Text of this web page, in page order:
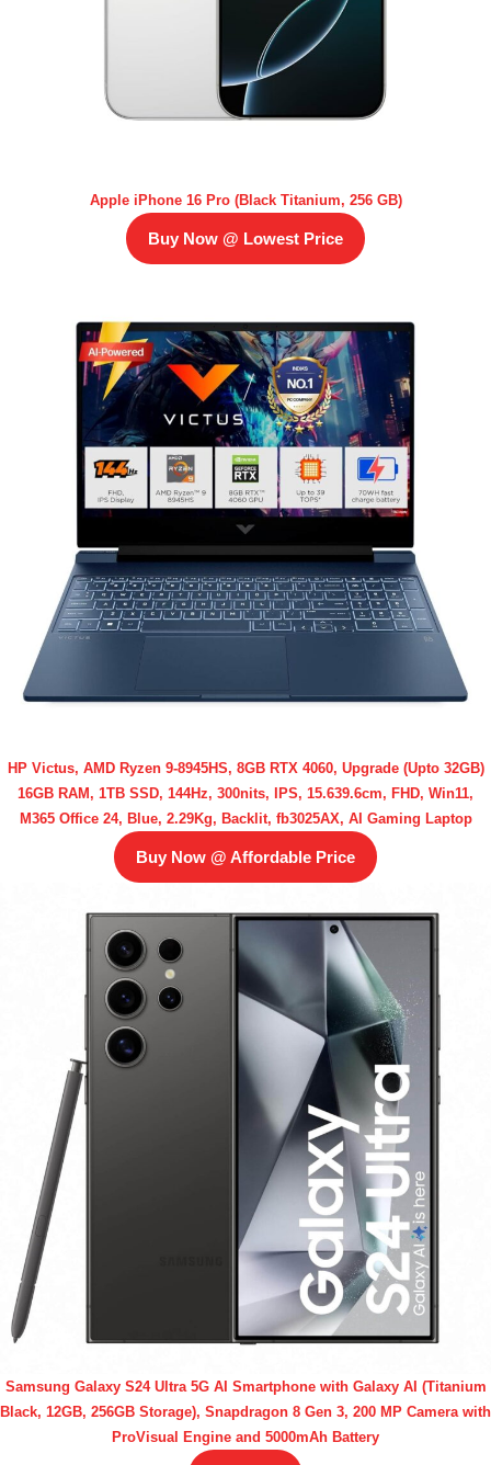
Apple iPhone 16 Pro (Black Titanium, 256 GB)
Buy Now @ Lowest Price
HP Victus, AMD Ryzen 9-8945HS, 8GB RTX 4060, Upgrade (Upto 32GB)
16GB RAM, 1TB SSD, 144Hz, 300nits, IPS, 15.639.6cm, FHD, Win11,
M365 Office 24, Blue, 2.29Kg, Backlit, fb3025AX, AI Gaming Laptop
Buy Now @ Affordable Price
Samsung Galaxy S24 Ultra 5G AI Smartphone with Galaxy AI (Titanium
Black, 12GB, 256GB Storage), Snapdragon 8 Gen 3, 200 MP Camera with
ProVisual Engine and 5000mAh Battery